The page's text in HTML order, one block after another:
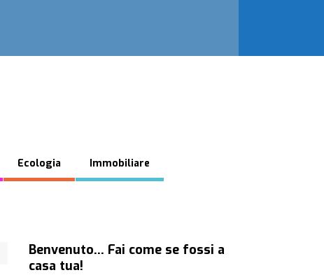
Ecologia Immobiliare
Benvenuto… Fai come se fossi a
casa tua!